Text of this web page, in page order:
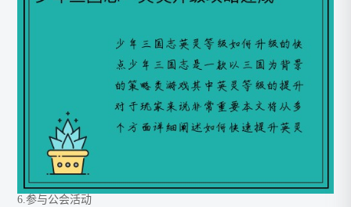
6.参与公会活动